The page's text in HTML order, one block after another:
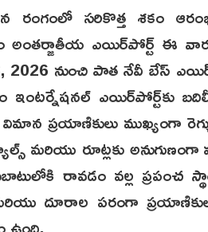
రంగంలో సరికొత్త శకం
అంతర్జాతీయ ఎయిర్‌పోర్ట్ ఈ
2026 నుంచి పాత నేవీ బేస్
ఇంటర్నేషనల్ ఎయిర్‌పోర్ట్‌కు
ప్రయాణికులు ముఖ్యంగా
మరియు రూట్లకు
రావడం వల్ల
దూరాల పరంగా ప్రయాణికులు